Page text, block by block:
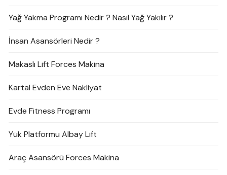
Yağ Yakma Programı Nedir ? Nasıl Yağ Yakılır ?
İnsan Asansörleri Nedir ?
Makaslı Lift Forces Makina
Kartal Evden Eve Nakliyat
Evde Fitness Programı
Yük Platformu Albay Lift
Araç Asansörü Forces Makina